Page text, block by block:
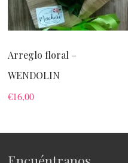
Arreglo floral –
WENDOLIN
€16,00